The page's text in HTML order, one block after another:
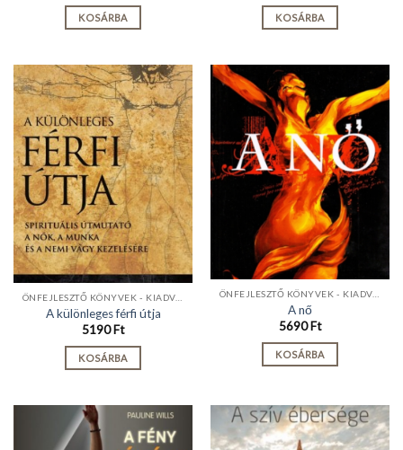
KOSÁRBA KOSÁRBA
ÖNFEJLESZTŐ KÖNYVEK - KIADVÁNYOK
A különleges férfi útja
5190Ft
KOSÁRBA
ÖNFEJLESZTŐ KÖNYVEK - KIADVÁNYOK
A nő
5690Ft
KOSÁRBA